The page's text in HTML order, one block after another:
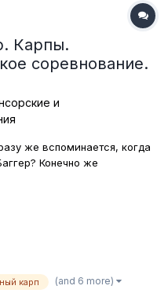
Карпы.
соревнование.
и
же вспоминается, когда
Конечно же
ловим карпов и других
карповые рыбы, скажете
карп (and 6 more)